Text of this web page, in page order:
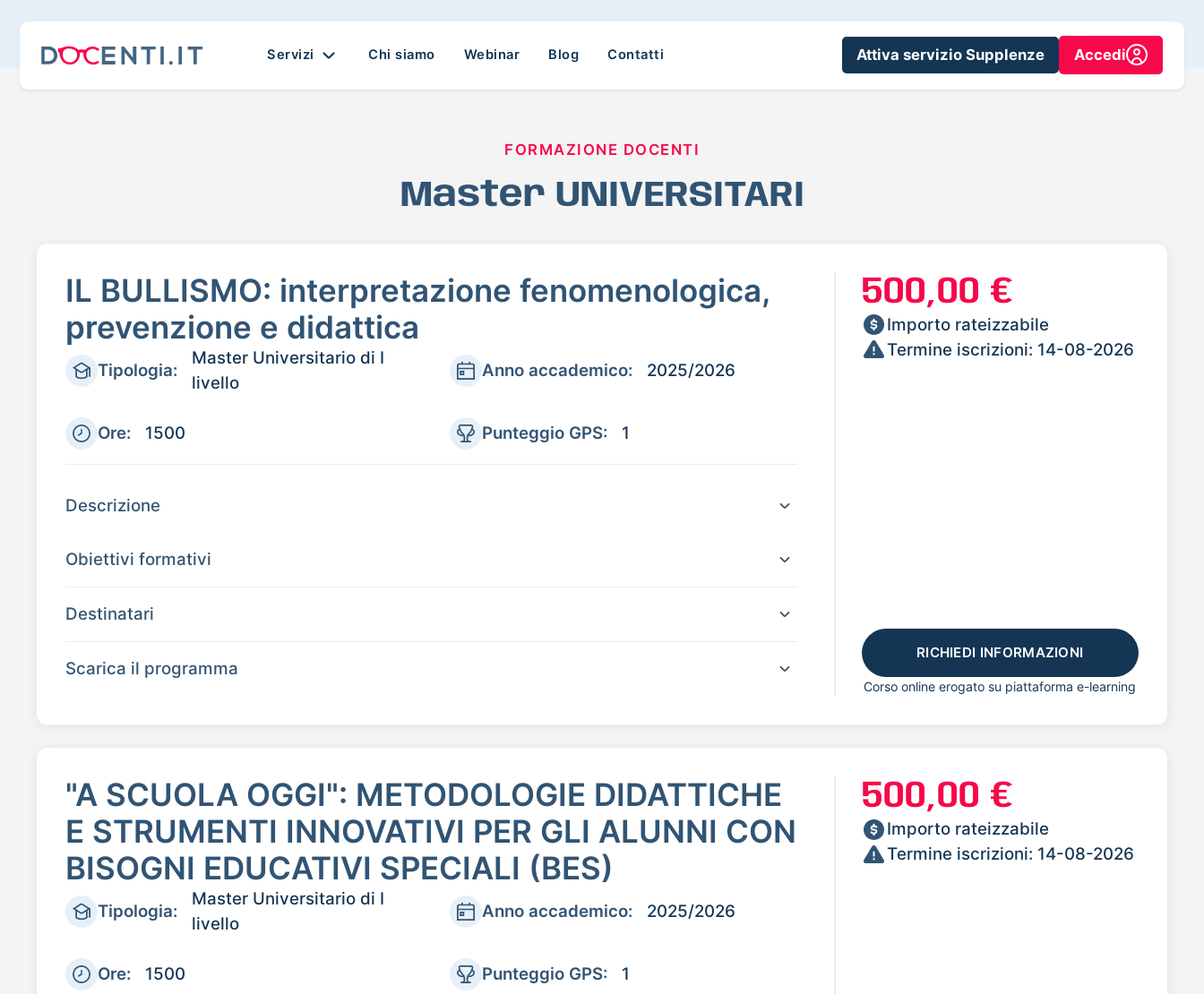
Servizi Chi siamo Webinar Blog Contatti Attiva servizio Supplenze Accedi
FORMAZIONE DOCENTI
Master UNIVERSITARI
IL BULLISMO: interpretazione fenomenologica,
prevenzione e didattica
Tipologia:
Master Universitario di I
livello
Anno accademico: 2025/2026
Ore: 1500 Punteggio GPS: 1
Descrizione
Obiettivi formativi
Destinatari
Scarica il programma
500,00 €
Importo rateizzabile
Termine iscrizioni: 14-08-2026
RICHIEDI INFORMAZIONI
Corso online erogato su piattaforma e-learning
"A SCUOLA OGGI": METODOLOGIE DIDATTICHE
E STRUMENTI INNOVATIVI PER GLI ALUNNI CON
BISOGNI EDUCATIVI SPECIALI (BES)
Tipologia:
Master Universitario di I
livello
Anno accademico: 2025/2026
Ore: 1500 Punteggio GPS: 1
500,00 €
Importo rateizzabile
Termine iscrizioni: 14-08-2026